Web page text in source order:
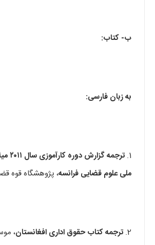
ب- کتاب:
به زبان فارسی:
1.
ملی علوم قضایی فرانسه، پژوهشگاه قوه
2. ترجمه کتاب حقوق اداری افغانستان،